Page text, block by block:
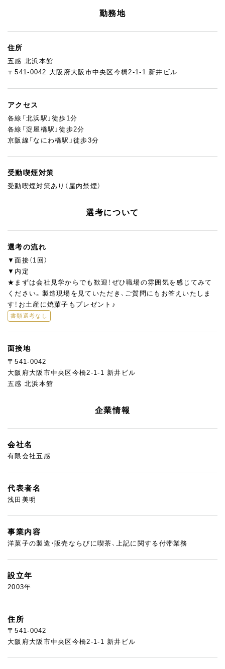
勤務地
住所
五感 北浜本館
〒541-0042 大阪府大阪市中央区今橋2-1-1 新井ビル
アクセス
各線「北浜駅」徒歩1分
各線「淀屋橋駅」徒歩2分
京阪線「なにわ橋駅」徒歩3分
受動喫煙対策
受動喫煙対策あり（屋内禁煙）
選考について
選考の流れ
▼面接（1回）
▼内定
★まずは会社見学からでも歓迎！ぜひ職場の雰囲気を感じてみて
ください。製造現場を見ていただき、ご質問にもお答えいたしま
す！お土産に焼菓子もプレゼント♪
書類選考なし
面接地
〒541-0042
大阪府大阪市中央区今橋2-1-1 新井ビル
五感 北浜本館
企業情報
会社名
有限会社五感
代表者名
浅田美明
事業内容
洋菓子の製造・販売ならびに喫茶、上記に関する付帯業務
設立年
2003年
住所
〒541-0042
大阪府大阪市中央区今橋2-1-1 新井ビル